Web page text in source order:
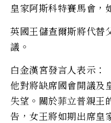
皇家阿斯科特賽馬會，
英國王儲查爾斯將代替
議。
白金漢宮發言人表示：
他對將缺席國會開議及
失望。關於菲立普親王
告，女王將如期出席皇